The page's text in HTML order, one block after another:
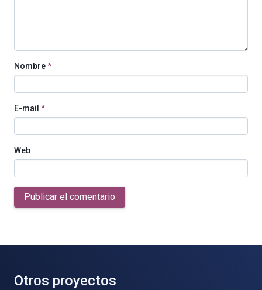
Nombre*
E-mail *
Web
Publicar el comentario
Otros proyectos